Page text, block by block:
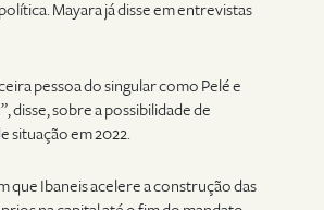
Mayara já disse em entrevistas
pessoa do singular como Pelé e
disse, sobre a possibilidade de
situação em 2022.
que Ibaneis acelere a construção das